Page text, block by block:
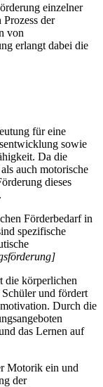
einzelner
der
von
erlangt dabei die
für eine
sowie
Da die
auch motorische
dieses
Förderbedarf in
spezifische
die körperlichen
und fördert
Durch die
das Lernen auf
Motorik ein und
der